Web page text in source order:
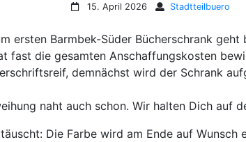
15. April 2026 Stadtteilbuero
ersten Barmbek-Süder Bücherschrank geht
fast die gesamten Anschaffungskosten
demnächst wird der Schrank
naht auch schon. Wir halten Dich auf
Die Farbe wird am Ende auf Wunsch